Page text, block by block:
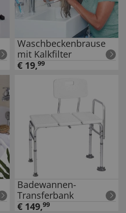
Waschbeckenbrause
mit Kalkfilter
€ 19,99
Badewannen-
Transferbank
€ 149,99